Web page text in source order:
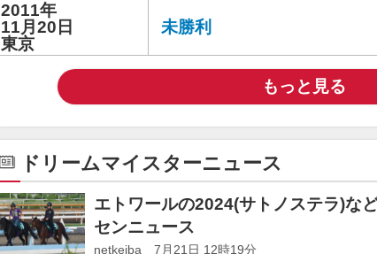
2011年
11月20日
東京
未勝利
もっと見る
ドリームマイスターニュース
エトワールの2024(サトノステラ)な
センニュース
netkeiba 7月21日 12時19分